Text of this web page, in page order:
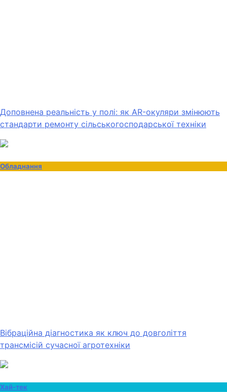
Доповнена реальність у полі: як AR-окуляри змінюють
стандарти ремонту сільськогосподарської техніки
Обладнання
Вібраційна діагностика як ключ до довголіття
трансмісій сучасної агротехніки
Хай-тек